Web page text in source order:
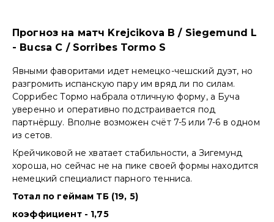
Прогноз на матч Krejcikova B / Siegemund L
- Bucsa C / Sorribes Tormo S
Явными фаворитами идет немецко-чешский дуэт, но
разгромить испанскую пару им вряд ли по силам.
Соррибес Тормо набрала отличную форму, а Буча
уверенно и оперативно подстраивается под
партнёршу. Вполне возможен счёт 7-5 или 7-6 в одном
из сетов.
Крейчиковой не хватает стабильности, а Зигемунд
хороша, но сейчас не на пике своей формы находится
немецкий специалист парного тенниса.
Тотал по геймам ТБ (19, 5)
коэффициент - 1,75